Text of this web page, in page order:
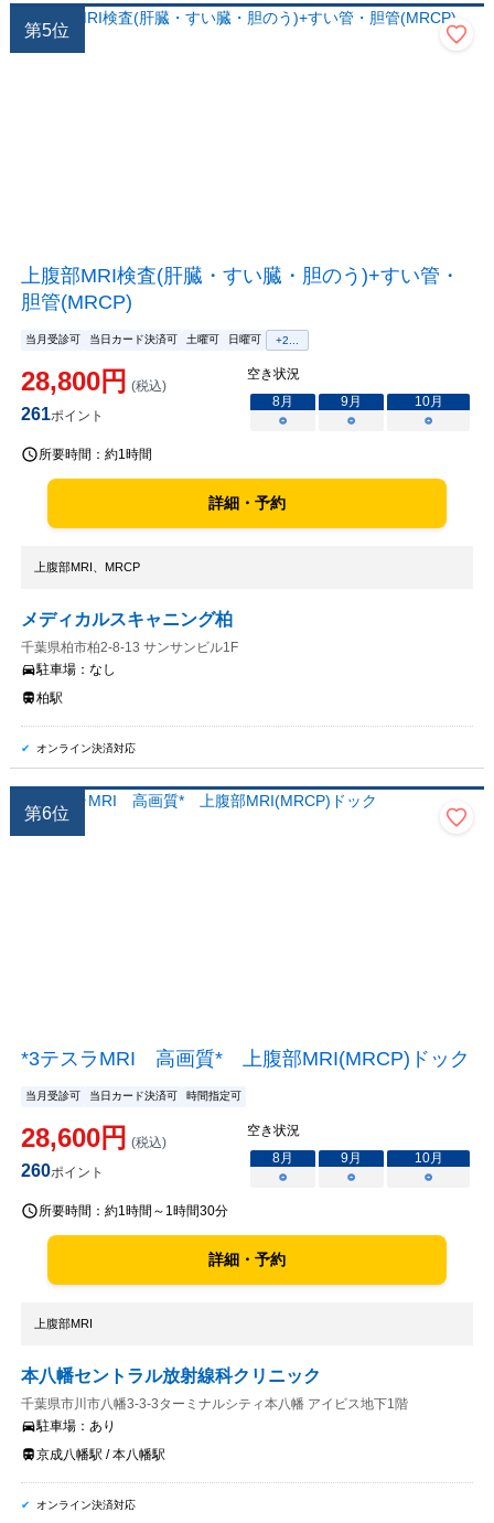
第5位
上腹部MRI検査(肝臓・すい臓・胆のう)+すい管・
胆管(MRCP)
当月受診可 当日カード決済可 土曜可 日曜可 +2...
28,800円 (税込)
261ポイント
空き状況
8月 9月 10月
○
○ ○
所要時間： 約1時間
詳細・予約
上腹部MRI、MRCP
メディカルスキャニング柏
千葉県柏市柏2-8-13 サンサンビル1F
駐車場： なし
柏駅
オンライン決済対応
第6位
*3テスラMRI 高画質* 上腹部MRI(MRCP)ドック
当月受診可 当日カード決済可 時間指定可
28,600円 (税込)
260ポイント
空き状況
8月 9月 10月
○
○ ○
所要時間： 約1時間～1時間30分
詳細・予約
上腹部MRI
本八幡セントラル放射線科クリニック
千葉県市川市八幡3-3-3ターミナルシティ本八幡 アイビス地下1階
駐車場： あり
京成八幡駅 / 本八幡駅
オンライン決済対応